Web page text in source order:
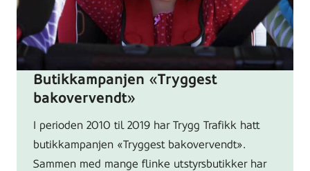
Butikkampanjen «Tryggest
bakovervendt»
I perioden 2010 til 2019 har Trygg Trafikk hatt
butikkampanjen «Tryggest bakovervendt».
Sammen med mange flinke utstyrsbutikker har